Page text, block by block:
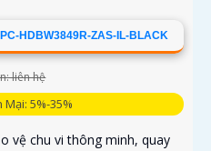
HDBW3849R-ZAS-IL-BLACK
liên hệ
5%-35%
vệ chu vi thông minh, quay